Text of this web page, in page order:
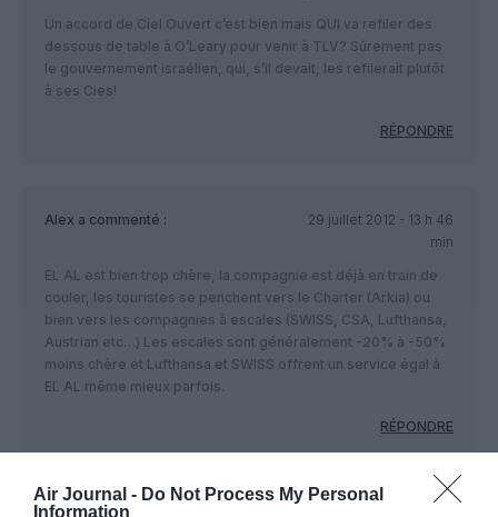
Air Journal - Do Not Process My Personal
Information
Un accord de Ciel Ouvert c’est bien mais QUI va refiler des
dessous de table à O’Leary pour venir à TLV? Sûrement pas
le gouvernement israélien, qui, s’il devait, les refilerait plutôt
à ses Cies!
RÉPONDRE
Alex a commenté :
29 juillet 2012 - 13 h 46
min
EL AL est bien trop chère, la compagnie est déjà en train de
couler, les touristes se penchent vers le Charter (Arkia) ou
bien vers les compagnies à escales (SWISS, CSA, Lufthansa,
Austrian etc…) Les escales sont généralement -20% à -50%
moins chère et Lufthansa et SWISS offrent un service égal à
EL AL même mieux parfois.
RÉPONDRE